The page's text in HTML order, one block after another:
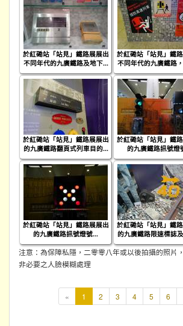
於紅磡站「站見」鐵路展展出
不同年代的九廣鐵路及地下...
於紅磡站「站見」鐵
不同年代的九廣鐵路
於紅磡站「站見」鐵路展展出
的九廣鐵路翻頁式列車目的...
於紅磡站「站見」鐵
的九廣鐵路訊號燈
於紅磡站「站見」鐵路展展出
的九廣鐵路訊號燈號...
於紅磡站「站見」鐵
的九廣鐵路限速標誌
注意：為保障私隱，二零零八年或以後拍攝的照片
非必要之人臉模糊處理
« 1
頁
2 3 4 5 6